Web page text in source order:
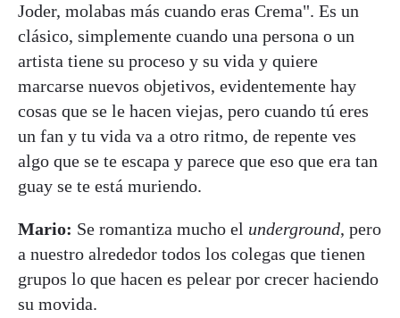
Joder, molabas más cuando eras Crema". Es un
clásico, simplemente cuando una persona o un
artista tiene su proceso y su vida y quiere
marcarse nuevos objetivos, evidentemente hay
cosas que se le hacen viejas, pero cuando tú eres
un fan y tu vida va a otro ritmo, de repente ves
algo que se te escapa y parece que eso que era tan
guay se te está muriendo.
Mario: Se romantiza mucho el underground, pero
a nuestro alrededor todos los colegas que tienen
grupos lo que hacen es pelear por crecer haciendo
su movida.